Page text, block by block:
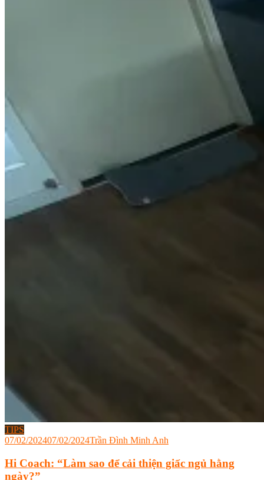
TIPS
07/02/202407/02/2024Trần Đình Minh Anh
Hi Coach: “Làm sao để cải thiện giấc ngủ hằng
ngày?”